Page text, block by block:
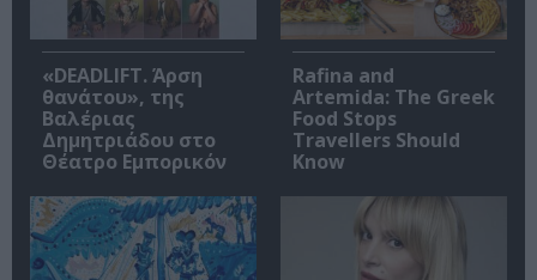
«DEADLIFT. Άρση
θανάτου», της
Βαλέριας
Δημητριάδου στο
Θέατρο Εμπορικόν
Rafina and
Artemida: The Greek
Food Stops
Travellers Should
Know